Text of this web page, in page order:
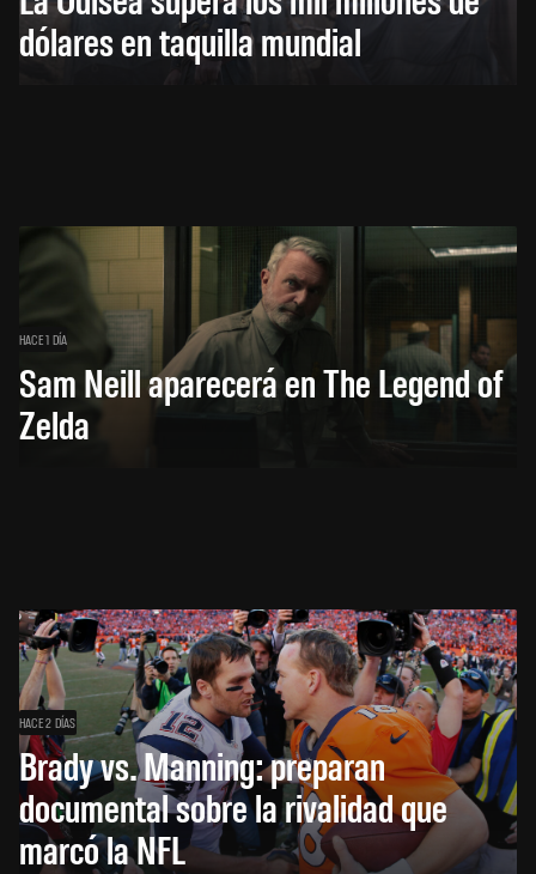
dólares en taquilla mundial
HACE 1 DÍA
Sam Neill aparecerá en The Legend of
Zelda
HACE 2 DÍAS
Brady vs. Manning: preparan
documental sobre la rivalidad que
marcó la NFL